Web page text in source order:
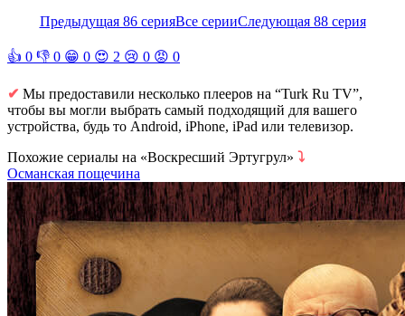
Предыдущая 86 серияВсе серииСледующая 88 серия
👍 0 👎 0 😁 0 😍 2 😢 0 😡 0
✔ Мы предоставили несколько плееров на “Turk Ru TV”,
чтобы вы могли выбрать самый подходящий для вашего
устройства, будь то Android, iPhone, iPad или телевизор.
Похожие сериалы на «Воскресший Эртугрул» ⤵
Османская пощечина